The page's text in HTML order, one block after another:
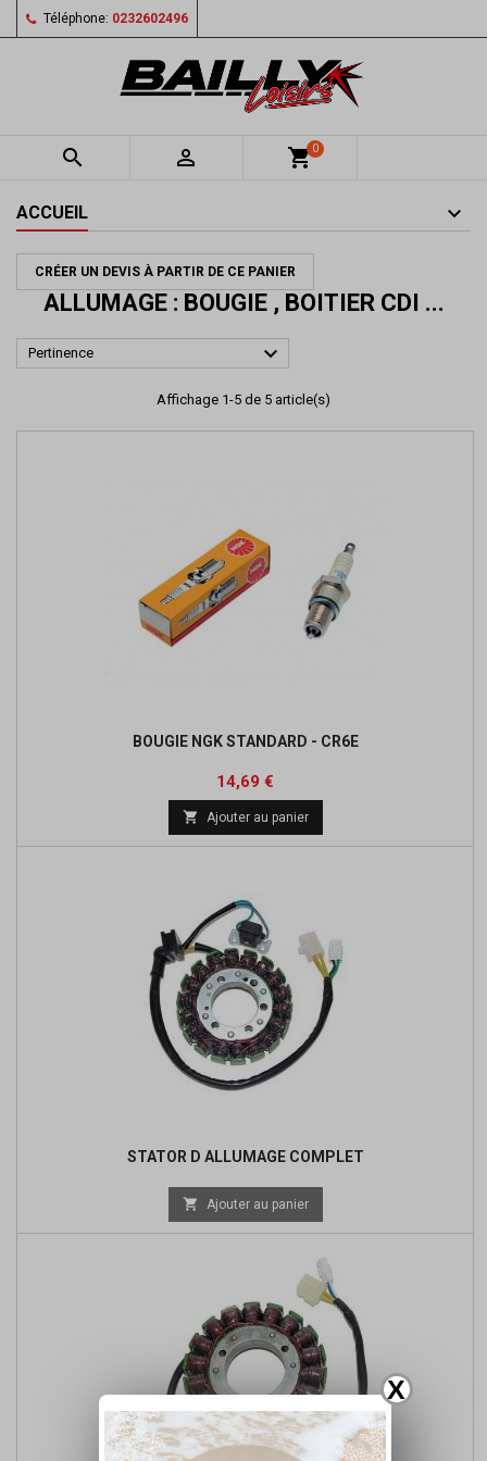
X
Téléphone: 0232602496
  shopping_cart0
ACCUEIL
CRÉER UN DEVIS À PARTIR DE CE PANIER
ALLUMAGE : BOUGIE , BOITIER CDI ...
Pertinence 
Affichage 1-5 de 5 article(s)
BOUGIE NGK STANDARD - CR6E
Prix
14,69 €
base
 Ajouter au panier
STATOR D ALLUMAGE COMPLET
de
 Ajouter au panier